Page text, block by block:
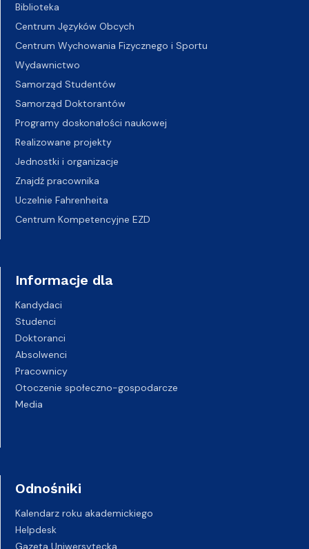
Biblioteka
Centrum Języków Obcych
Centrum Wychowania Fizycznego i Sportu
Wydawnictwo
Samorząd Studentów
Samorząd Doktorantów
Programy doskonałości naukowej
Realizowane projekty
Jednostki i organizacje
Znajdź pracownika
Uczelnie Fahrenheita
Centrum Kompetencyjne EZD
Informacje dla
Kandydaci
Studenci
Doktoranci
Absolwenci
Pracownicy
Otoczenie społeczno-gospodarcze
Media
Odnośniki
Kalendarz roku akademickiego
Helpdesk
Gazeta Uniwersytecka